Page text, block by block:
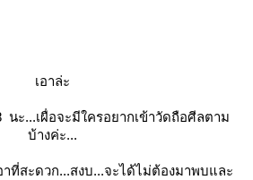
เอาล่ะ
ะ...เผื่อจะมีใครอยากเข้าวัดถือศีลตาม
บ้างค่ะ...
าที่สะดวก...สงบ...จะได้ไม่ต้องมาพบและ